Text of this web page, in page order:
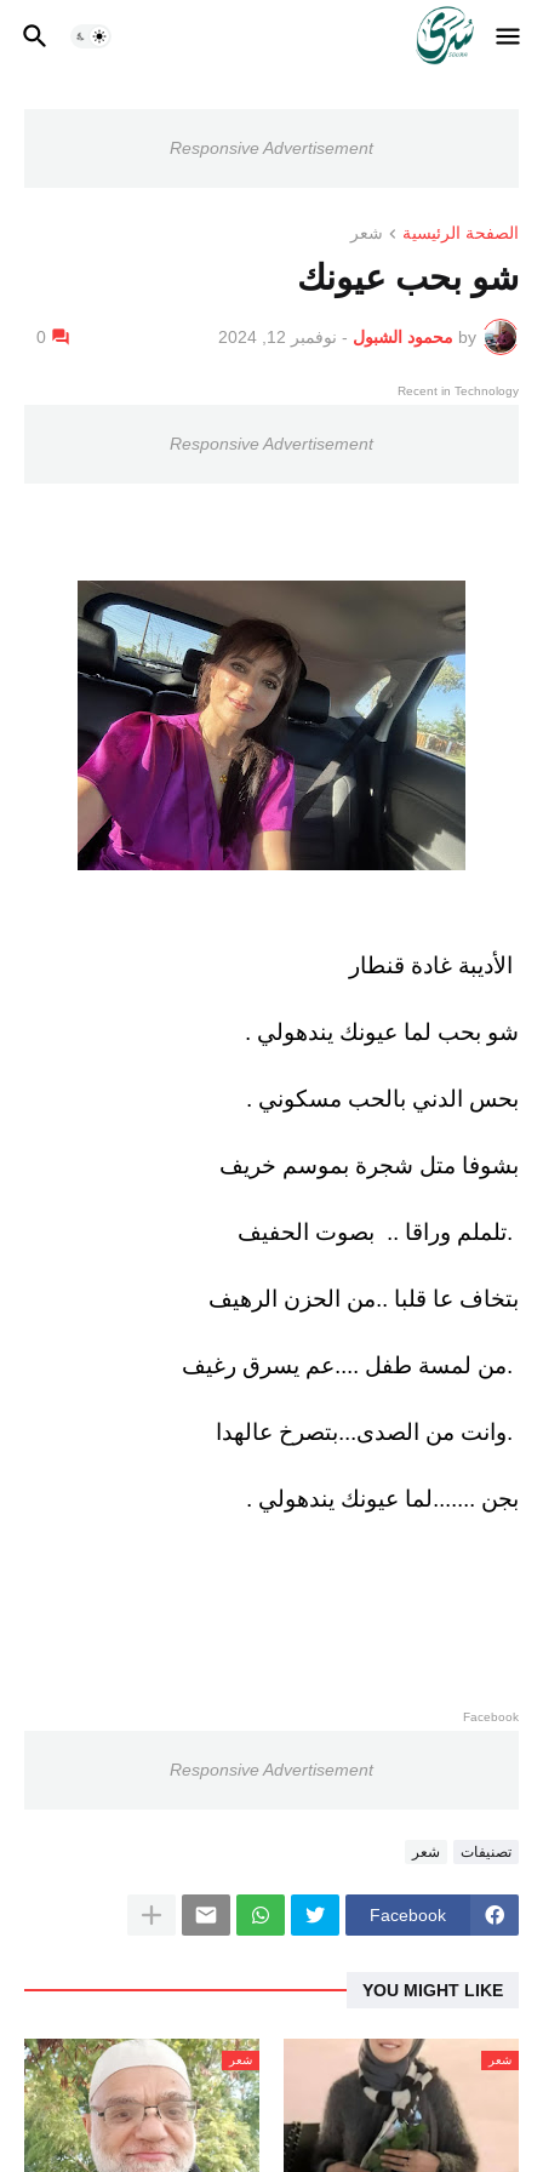
Responsive Advertisement
الصفحة الرئيسية شعر
شو بحب عيونك
by محمود الشبول - نوفمبر 12, 2024 0
Recent in Technology
Responsive Advertisement
الأديبة غادة قنطار
شو بحب لما عيونك يندهولي .
بحس الدني بالحب مسكوني .
بشوفا متل شجرة بموسم خريف
.تلملم وراقا .. بصوت الحفيف
بتخاف عا قلبا ..من الحزن الرهيف
.من لمسة طفل ....عم يسرق رغيف
.وانت من الصدى...بتصرخ عالهدا
بجن .......لما عيونك يندهولي .
Facebook
Responsive Advertisement
تصنيفات شعر
Facebook
YOU MIGHT LIKE
شعر شعر